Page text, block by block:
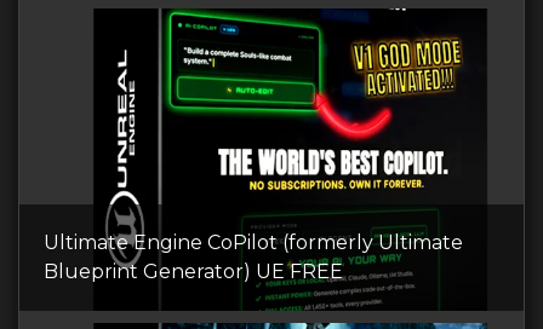
Ultimate Engine CoPilot (formerly Ultimate
Blueprint Generator) UE FREE